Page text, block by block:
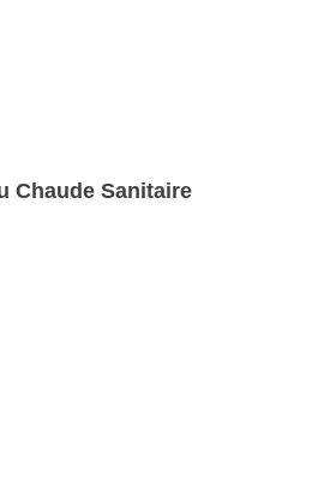
Chaude Sanitaire